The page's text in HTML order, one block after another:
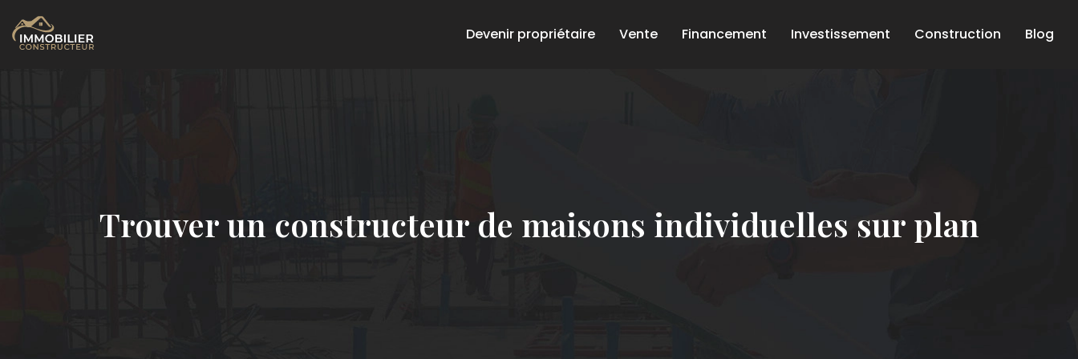
Devenir propriétaire Vente Financement Investissement Construction Blog
Trouver un constructeur de maisons individuelles sur plan